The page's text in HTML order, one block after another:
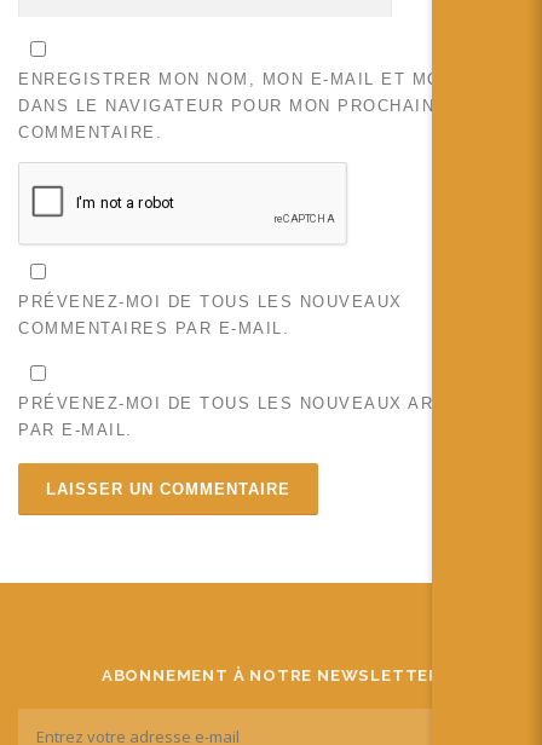
ENREGISTRER MON NOM, MON E-MAIL ET MON SITE
DANS LE NAVIGATEUR POUR MON PROCHAIN
COMMENTAIRE.
PRÉVENEZ-MOI DE TOUS LES NOUVEAUX
COMMENTAIRES PAR E-MAIL.
PRÉVENEZ-MOI DE TOUS LES NOUVEAUX ARTICLES
PAR E-MAIL.
ABONNEMENT À NOTRE NEWSLETTER